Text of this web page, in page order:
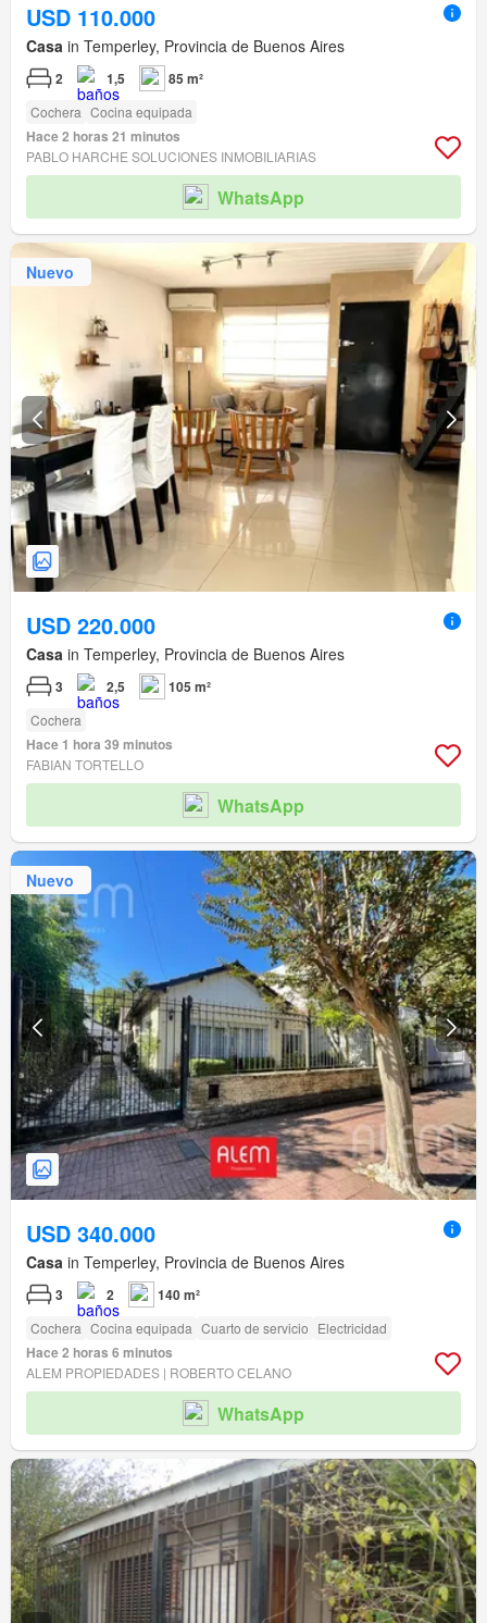
USD 110.000
Casa in Temperley, Provincia de Buenos Aires
2 1,5 85 m²
Cochera Cocina equipada
Hace 2 horas 21 minutos
PABLO HARCHE SOLUCIONES INMOBILIARIAS
WhatsApp
Nuevo
USD 220.000
Casa in Temperley, Provincia de Buenos Aires
3 2,5 105 m²
Cochera
Hace 1 hora 39 minutos
FABIAN TORTELLO
WhatsApp
Nuevo
USD 340.000
Casa in Temperley, Provincia de Buenos Aires
3 2 140 m²
Cochera Cocina equipada Cuarto de servicio Electricidad
Hace 2 horas 6 minutos
ALEM PROPIEDADES | ROBERTO CELANO
WhatsApp